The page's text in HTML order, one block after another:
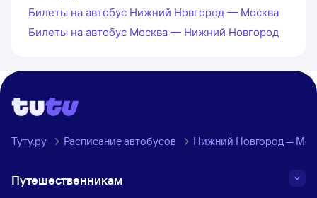
Билеты на автобус Нижний Новгород — Москва
Билеты на автобус Москва — Нижний Новгород
Туту.ру Расписание автобусов Нижний Новгород —
Путешественникам